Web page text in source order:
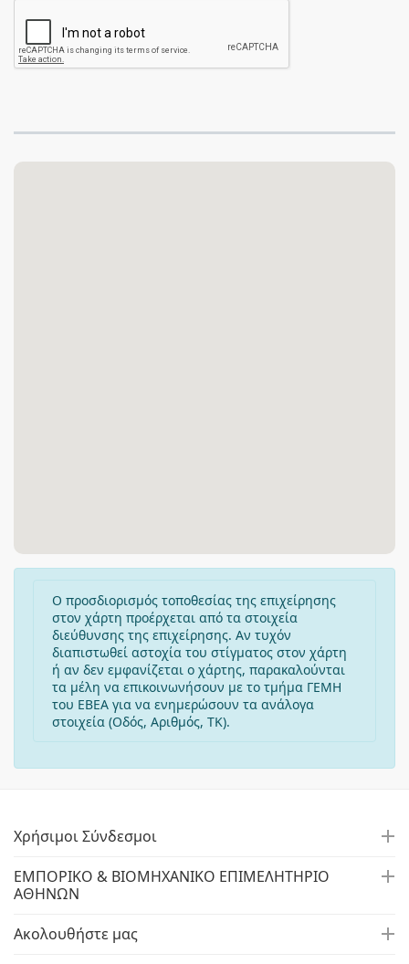
Ο προσδιορισμός τοποθεσίας της επιχείρησης
στον χάρτη προέρχεται από τα στοιχεία
διεύθυνσης της επιχείρησης. Αν τυχόν
διαπιστωθεί αστοχία του στίγματος στον χάρτη
ή αν δεν εμφανίζεται ο χάρτης, παρακαλούνται
τα μέλη να επικοινωνήσουν με το τμήμα ΓΕΜΗ
του ΕΒΕΑ για να ενημερώσουν τα ανάλογα
στοιχεία (Οδός, Αριθμός, ΤΚ).
Χρήσιμοι Σύνδεσμοι
ΕΜΠΟΡΙΚΟ & ΒΙΟΜΗΧΑΝΙΚΟ ΕΠΙΜΕΛΗΤΗΡΙΟ
ΑΘΗΝΩΝ
Ακολουθήστε μας